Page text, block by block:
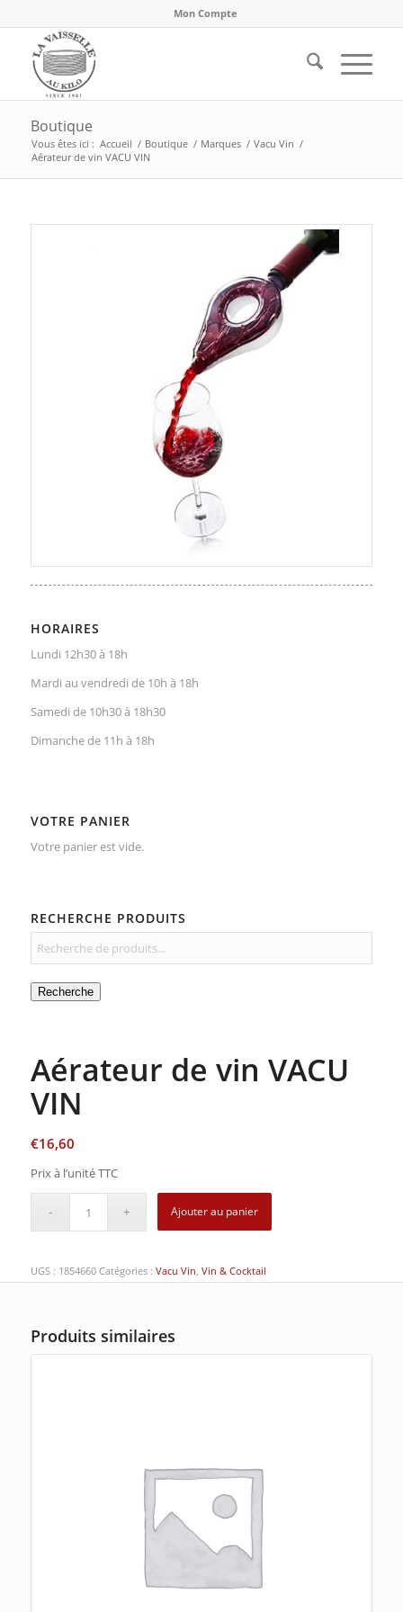
Mon Compte
Boutique
Vous êtes ici : Accueil / Boutique / Marques / Vacu Vin /
Aérateur de vin VACU VIN
HORAIRES
Lundi 12h30 à 18h
Mardi au vendredi de 10h à 18h
Samedi de 10h30 à 18h30
Dimanche de 11h à 18h
VOTRE PANIER
Votre panier est vide.
RECHERCHE PRODUITS
Recherche
Aérateur de vin VACU
VIN
€16,60
Prix à l’unité TTC
Ajouter au panier
UGS : 1854660 Catégories : Vacu Vin, Vin & Cocktail
Produits similaires